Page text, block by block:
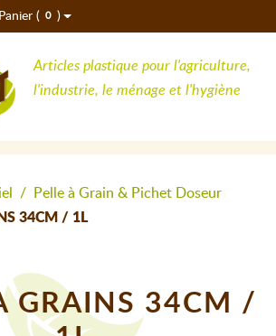
( 0 )
Articles plastique pour l'agriculture,
l'industrie, le ménage et l'hygiène
Pelle à Grain & Pichet Doseur
34CM / 1L
GRAINS 34CM /